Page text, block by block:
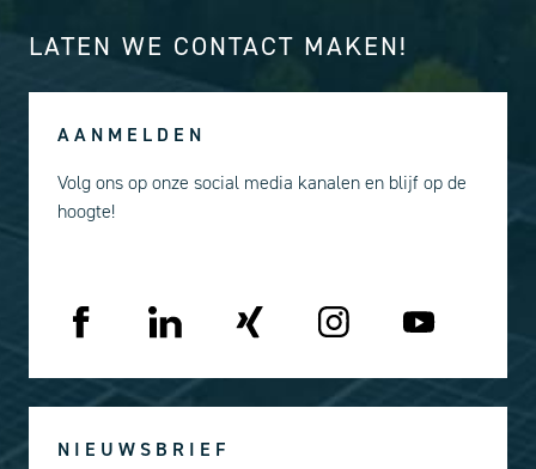
LATEN WE CONTACT MAKEN!
AANMELDEN
Volg ons op onze social media kanalen en blijf op de
hoogte!
NIEUWSBRIEF